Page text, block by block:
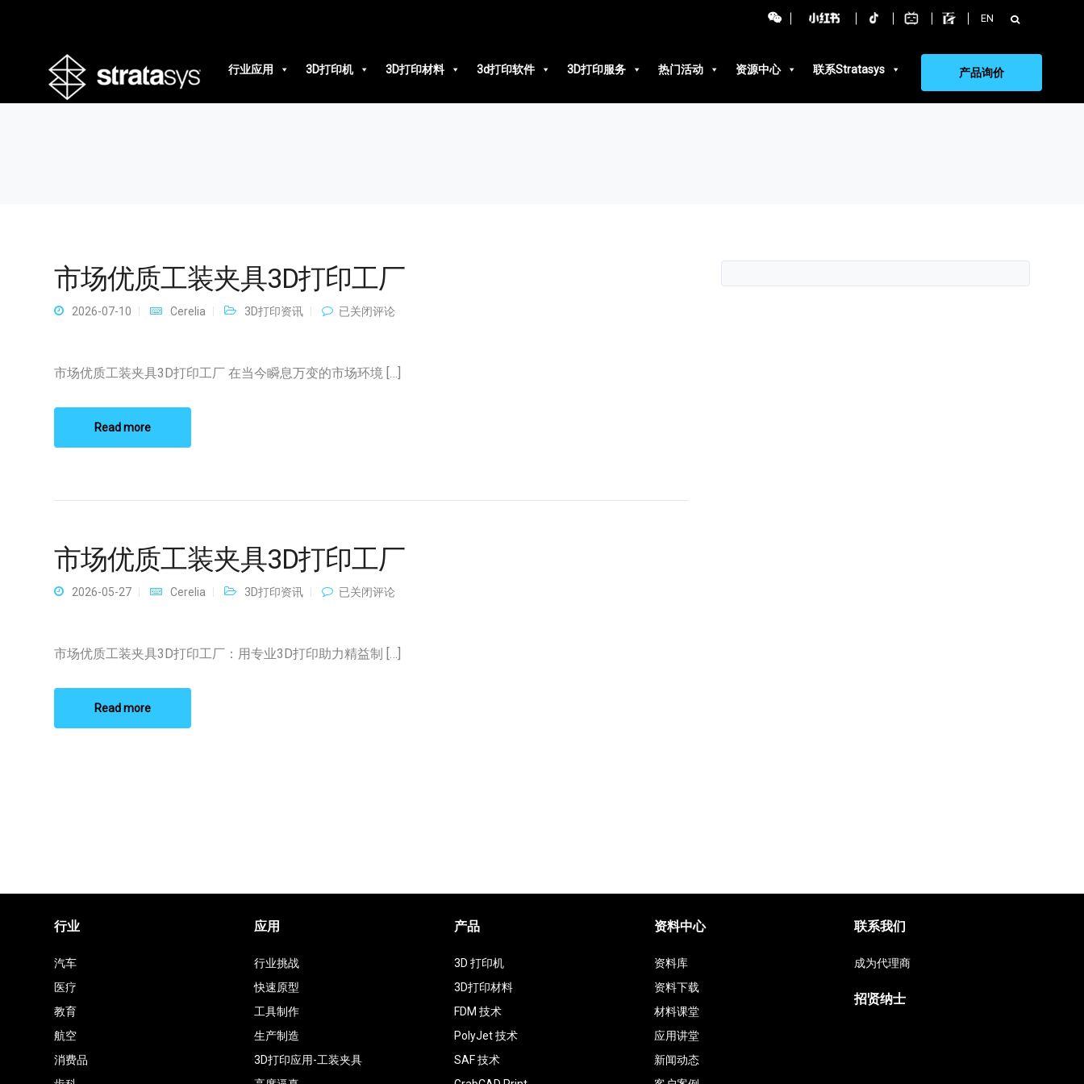
EN 搜
索：
行业应用
3D打印机 3D打印材料 3d打印软件 3D打印服务 热门活动 资源中心 联系Stratasys 产品询价
市场优质工装夹具3D打印工厂
2026-07-10 Cerelia 3D打印资讯
市
工
装
已关闭评论
市场优质工装夹具3D打印工厂 在当今瞬息万变的市场环境 […]
Read more
市场优质工装夹具3D打印工厂
2026-05-27 Cerelia 3D打印资讯
市
工
装
已关闭评论
市场优质工装夹具3D打印工厂：用专业3D打印助力精益制 […]
Read more
行业
汽车
医疗
教育
航空
消费品
应用
行业挑战
快速原型
工具制作
生产制造
3D打印应用-工装夹具
产品
3D 打印机
3D打印材料
FDM 技术
PolyJet 技术
SAF 技术
资料中心
资料库
资料下载
材料课堂
应用讲堂
新闻动态
联系我们
成为代理商
招贤纳士